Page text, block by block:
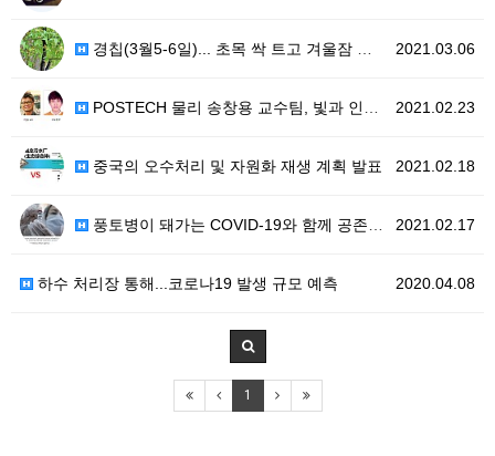
2021.03.06
경칩(3월5-6일)... 초목 싹 트고 겨울잠 동물들 …
2021.02.23
POSTECH 물리 송창용 교수팀, 빛과 인공지능...…
2021.02.18
중국의 오수처리 및 자원화 재생 계획 발표
2021.02.17
풍토병이 돼가는 COVID-19와 함께 공존할수밖에 없…
2020.04.08
하수 처리장 통해...코로나19 발생 규모 예측
1